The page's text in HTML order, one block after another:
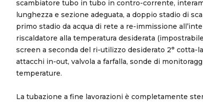
scambiatore tubo in tubo in contro-corrente,
lunghezza e sezione adeguata, a doppio stadio di
primo stadio da acqua di rete a re-immissione
riscaldatore alla temperatura desiderata
screen a seconda del ri-utilizzo desiderato 2° cotta-
attacchi in-out, valvola a farfalla, sonde di
temperature.
La tubazione a fine lavorazioni è completamente